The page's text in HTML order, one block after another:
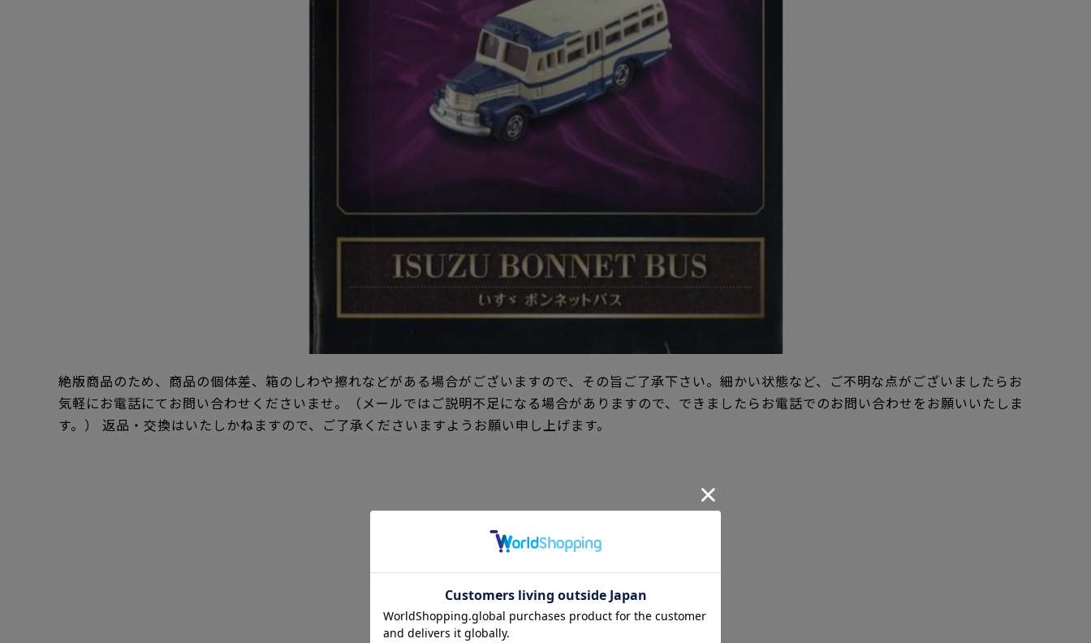
絶版商品のため、商品の個体差、箱のしわや擦れなどがある場合がございますので、その旨ご了承下さい。細かい状態など、ご不明な点がございましたらお
気軽にお電話にてお問い合わせくださいませ。（メールではご説明不足になる場合がありますので、できましたらお電話でのお問い合わせをお願いいたしま
す。） 返品・交換はいたしかねますので、ご了承くださいますようお願い申し上げます。